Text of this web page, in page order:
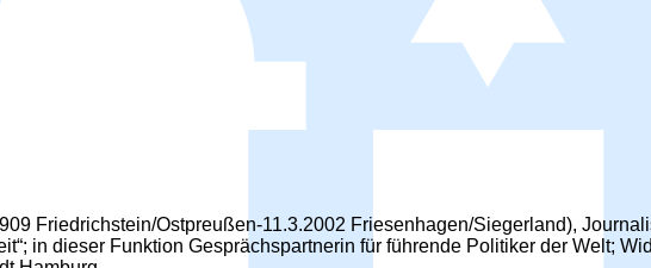
Friedrichstein/Ostpreußen-11.3.2002 Friesenhagen/Siegerland),
in dieser Funktion Gesprächspartnerin für führende Politiker der Welt;